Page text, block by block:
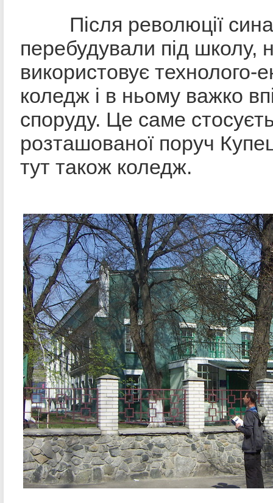
Після революції
перебудували під школу,
використовує технолого-
коледж і в ньому важко
споруду. Це саме
розташованої поруч
тут також коледж.